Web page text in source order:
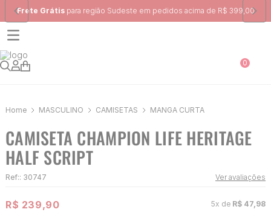
Sudeste em pedidos acima de R$ 399,00 Ganhe 10% na
0
MASCULINO CAMISETAS MANGA CURTA
CAMISETA CHAMPION LIFE HERITAGE
HALF SCRIPT
Ref:: 30747 Ver avaliações
R$ 239,90 5x de R$ 47 98